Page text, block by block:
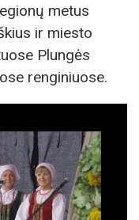
metus
ir miesto
Plungės
renginiuose.